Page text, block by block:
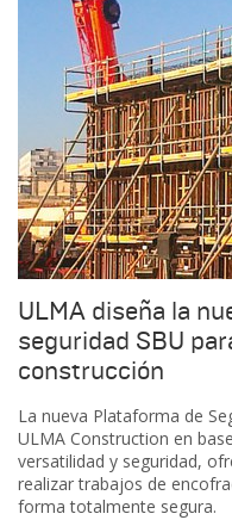
ULMA diseña la
seguridad SBU
construcción
La nueva Plataforma de
ULMA Construction en
versatilidad y seguridad,
realizar trabajos de
forma totalmente segura.